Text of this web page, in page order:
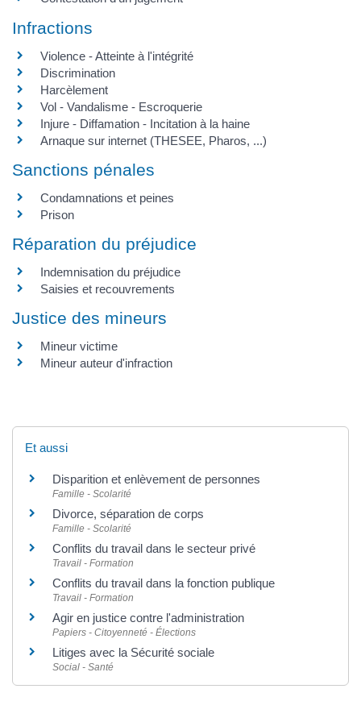
Infractions
Violence - Atteinte à l'intégrité
Discrimination
Harcèlement
Vol - Vandalisme - Escroquerie
Injure - Diffamation - Incitation à la haine
Arnaque sur internet (THESEE, Pharos, ...)
Sanctions pénales
Condamnations et peines
Prison
Réparation du préjudice
Indemnisation du préjudice
Saisies et recouvrements
Justice des mineurs
Mineur victime
Mineur auteur d'infraction
Et aussi
Disparition et enlèvement de personnes
Famille - Scolarité
Divorce, séparation de corps
Famille - Scolarité
Conflits du travail dans le secteur privé
Travail - Formation
Conflits du travail dans la fonction publique
Travail - Formation
Agir en justice contre l'administration
Papiers - Citoyenneté - Élections
Litiges avec la Sécurité sociale
Social - Santé